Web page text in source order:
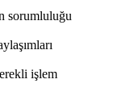
sorumluluğu
işlem